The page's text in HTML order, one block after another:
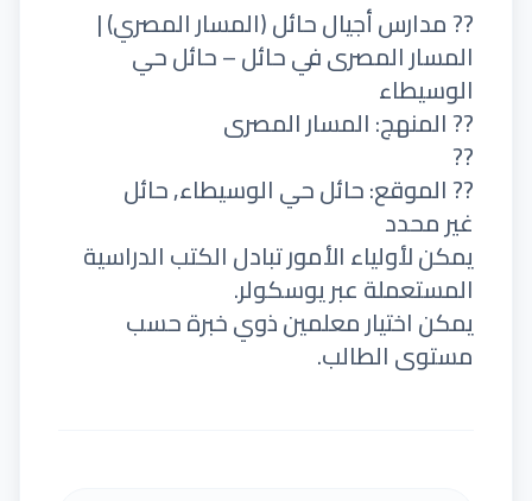
?? مدارس أجيال حائل (المسار المصري) |
المسار المصرى في حائل – حائل حي
الوسيطاء
?? المنهج: المسار المصرى
??
?? الموقع: حائل حي الوسيطاء, حائل
غير محدد
يمكن لأولياء الأمور تبادل الكتب الدراسية
المستعملة عبر يوسكولر.
يمكن اختيار معلمين ذوي خبرة حسب
مستوى الطالب.